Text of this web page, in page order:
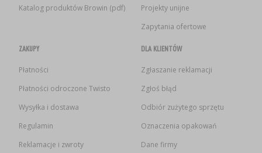
Katalog produktów Browin (pdf)
Projekty unijne
Zapytania ofertowe
ZAKUPY
Płatności
Płatności odroczone Twisto
Wysyłka i dostawa
Regulamin
Reklamacje i zwroty
DLA KLIENTÓW
Zgłaszanie reklamacji
Zgłoś błąd
Odbiór zużytego sprzętu
Oznaczenia opakowań
Dane firmy